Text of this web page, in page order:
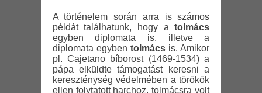
A történelem során arra is számos
példát találhatunk, hogy a tolmács
egyben diplomata is, illetve a
diplomata egyben tolmács is. Amikor
pl. Cajetano bíborost (1469-1534) a
pápa elküldte támogatást keresni a
kereszténység védelmében a törökök
ellen folytatott harchoz, tolmácsra volt